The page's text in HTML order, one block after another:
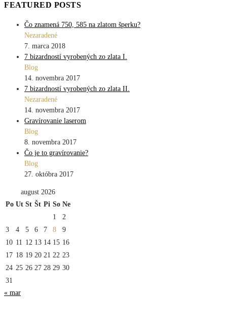
FEATURED POSTS
Čo znamená 750, 585 na zlatom šperku?
Nezaradené
7. marca 2018
7 bizardností vyrobených zo zlata I.
Blog
14. novembra 2017
7 bizardností vyrobených zo zlata II.
Nezaradené
14. novembra 2017
Gravírovanie laserom
Blog
8. novembra 2017
Čo je to gravírovanie?
Blog
27. októbra 2017
august 2026
Po Ut St Št Pi So Ne
1
2
3
4 5 6 7 8
9
10 11 12 13 14 15 16
17 18 19 20 21 22 23
24 25 26 27 28 29 30
31
« mar